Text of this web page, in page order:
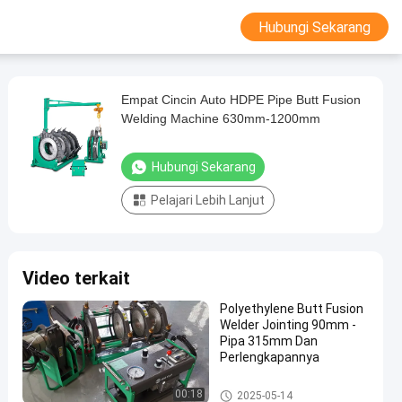
Hubungi Sekarang
Empat Cincin Auto HDPE Pipe Butt Fusion
Welding Machine 630mm-1200mm
Hubungi Sekarang
Pelajari Lebih Lanjut
Video terkait
00:18
Polyethylene Butt Fusion
Welder Jointing 90mm -
Pipa 315mm Dan
Perlengkapannya
Mesin Las Butt Fusion Pipa H
2025-05-14